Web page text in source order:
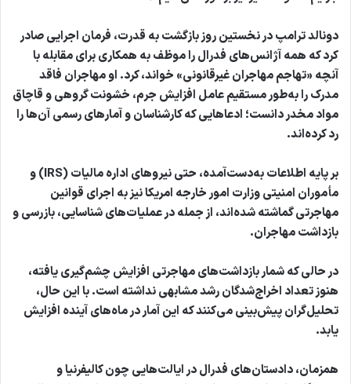
دونالد ترامپ در نخستین روز بازگشت به قدرت، فرمان اجرایی صادر
کرد که همه آژانس‌های فدرال را موظف به همکاری برای مقابله با
آنچه «تهاجم مهاجران غیرقانونی» خواند، کرد. او مهاجران فاقد
مدرک را به‌طور مستقیم عامل افزایش جرم، خشونت گروهی و قاچاق
مواد مخدر دانست؛ ادعاهایی که کارشناسان و آمارهای رسمی آن‌ها را
رد کرده‌اند.
بر پایه اطلاعات به‌دست‌آمده، حتی نیروهای اداره مالیات (IRS) و
مأموران امنیتی وزارت امور خارجه امریکا نیز به اجرای قوانین
مهاجرتی گماشته شده‌اند، از جمله در عملیات‌های شناسایی، بازرسی و
بازداشت مهاجران.
در حالی که شمار بازداشت‌های مهاجرتی افزایش چشم‌گیری یافته،
هنوز تعداد اخراج‌شدگان رشد مشابهی نداشته است. با این حال،
تحلیل‌گران پیش‌بینی می‌کنند که این آمار در ماه‌های آینده افزایش
یابد.
همزمان، دادستان‌های فدرال در ایالت‌هایی چون کالیفرنیا و